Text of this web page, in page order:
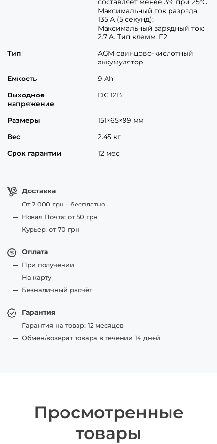
Доставка
От 2 000 грн - бесплатно
Новая Почта: от 50 грн
Курьер: от 70 грн
Оплата
При получении
На карту
Безналичный расчёт
Гарантия
Гарантия на товар: 12 месяцев
Обмен/возврат товара в течении 14 дней
составляет менее 3% при 25°C.
Максимальный ток разряда:
135 А (5 секунд);
Максимальный зарядный ток:
2.7 A. Тип клемм: F2.
Тип
AGM свинцово-кислотный
аккумулятор
Емкость
9 Ah
Выходное
напряжение
DC 12В
Размеры
151×65×99 мм
Вес
2.45 кг
Срок гарантии
12 мес
Просмотренные
товары